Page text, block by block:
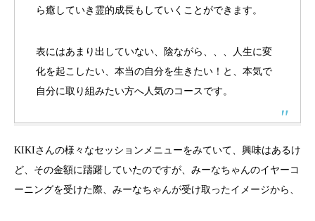
ら癒していき霊的成長もしていくことができます。
表にはあまり出していない、陰ながら、、、人生に変
化を起こしたい、本当の自分を生きたい！と、本気で
自分に取り組みたい方へ人気のコースです。
KIKIさんの様々なセッションメニューをみていて、興味はあるけ
ど、その金額に躊躇していたのですが、みーなちゃんのイヤーコ
ーニングを受けた際、みーなちゃんが受け取ったイメージから、